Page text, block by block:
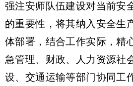
强注安师队伍建设对当前安
的重要性，将其纳入安全生
体部署，结合工作实际，精
急管理、财政、人力资源社
设、交通运输等部门协同工